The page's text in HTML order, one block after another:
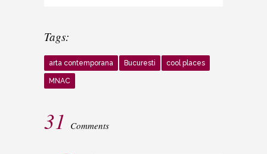
Tags:
arta contemporana Bucuresti cool places
MNAC
31 Comments